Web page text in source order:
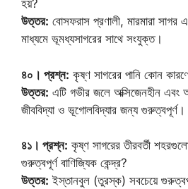
হয়?
উত্তর: বোসফরাস প্রণালী, মারমারা সাগর
মাধ্যমে ভূমধ্যসাগরের সাথে সংযুক্ত।
৪০। প্রশ্ন: কৃষ্ণ সাগরের পানি কোন
উত্তর: এটি গভীর জলে অক্সিজেনহীন এবং
জীববিদ্যা ও ভূগোলবিদ্যার জন্য গুরুত্বপূর্ণ।
৪১। প্রশ্ন: কৃষ্ণ সাগরের তীরবর্তী
গুরুত্বপূর্ণ বাণিজ্যিক কেন্দ্র?
উত্তর: ইস্তানবুল (তুরস্ক) সবচেয়ে